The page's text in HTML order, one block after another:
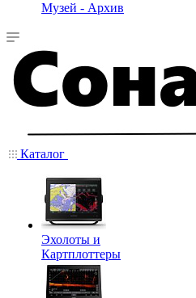
Музей - Архив
Каталог
Эхолоты и
Картплоттеры